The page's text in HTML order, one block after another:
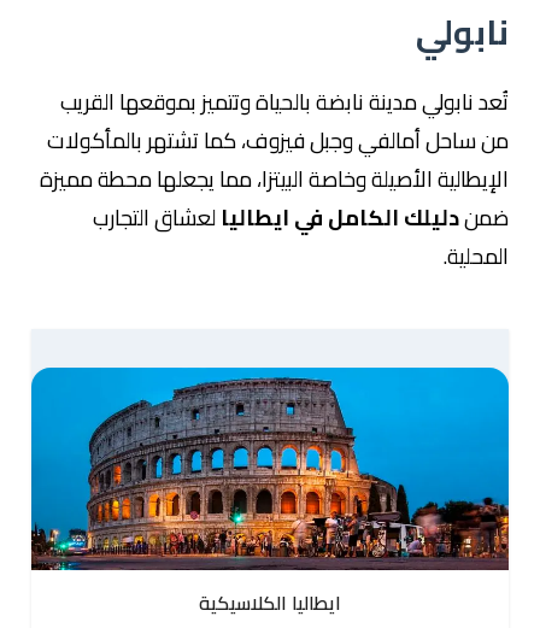
نابولي
تُعد نابولي مدينة نابضة بالحياة وتتميز بموقعها القريب
من ساحل أمالفي وجبل فيزوف، كما تشتهر بالمأكولات
الإيطالية الأصيلة وخاصة البيتزا، مما يجعلها محطة مميزة
ضمندليلك الكامل في ايطاليالعشاق التجارب
المحلية.
ايطاليا الكلاسيكية